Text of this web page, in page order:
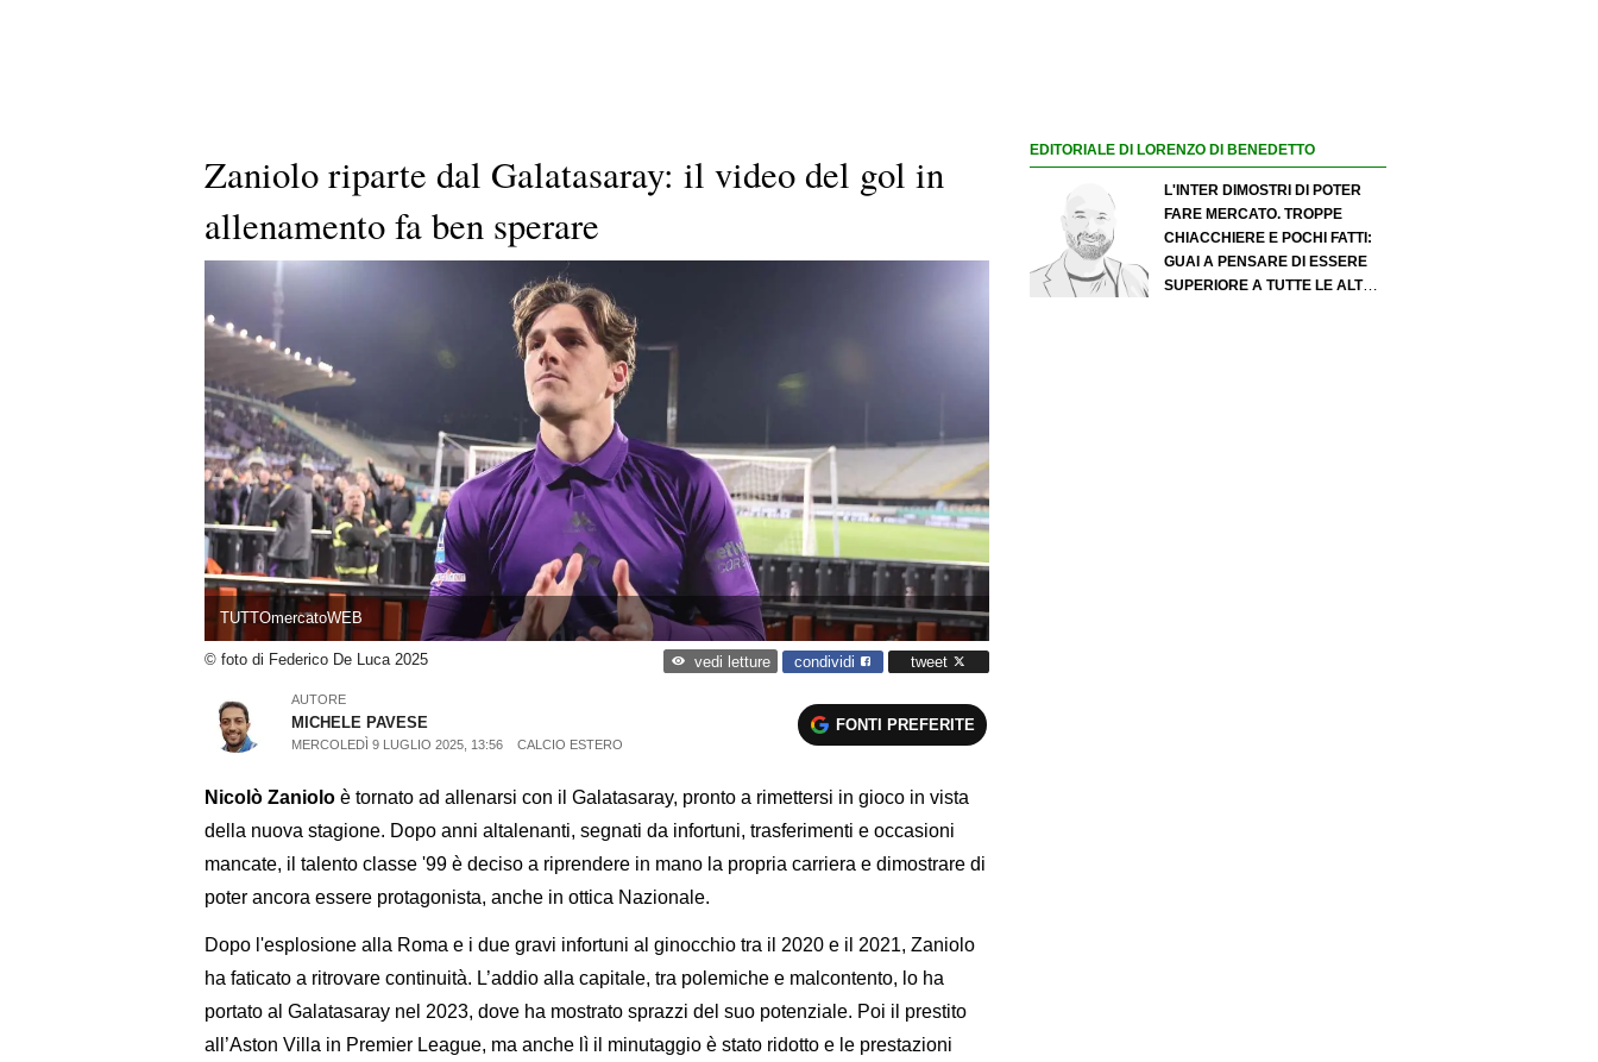
Zaniolo riparte dal Galatasaray: il video del gol in
allenamento fa ben sperare
TUTTOmercatoWEB
© foto di Federico De Luca 2025 vedi letture condividi tweet
AUTORE
MICHELE PAVESE
MERCOLEDÌ 9 LUGLIO 2025, 13:56 CALCIO ESTERO
FONTI PREFERITE
Nicolò Zaniolo è tornato ad allenarsi con il Galatasaray, pronto a rimettersi in gioco in vista
della nuova stagione. Dopo anni altalenanti, segnati da infortuni, trasferimenti e occasioni
mancate, il talento classe '99 è deciso a riprendere in mano la propria carriera e dimostrare di
poter ancora essere protagonista, anche in ottica Nazionale.
Dopo l'esplosione alla Roma e i due gravi infortuni al ginocchio tra il 2020 e il 2021, Zaniolo
ha faticato a ritrovare continuità. L’addio alla capitale, tra polemiche e malcontento, lo ha
portato al Galatasaray nel 2023, dove ha mostrato sprazzi del suo potenziale. Poi il prestito
all’Aston Villa in Premier League, ma anche lì il minutaggio è stato ridotto e le prestazioni
EDITORIALE DI LORENZO DI BENEDETTO
L'INTER DIMOSTRI DI POTER
FARE MERCATO. TROPPE
CHIACCHIERE E POCHI FATTI:
GUAI A PENSARE DI ESSERE
SUPERIORE A TUTTE LE ALTRE